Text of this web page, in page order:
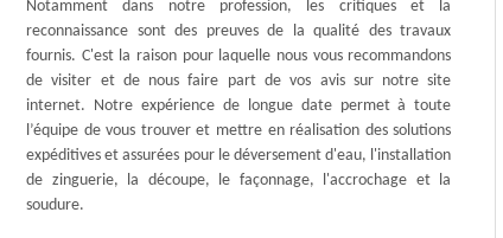
Notamment dans notre profession, les critiques et la
reconnaissance sont des preuves de la qualité des travaux
fournis. C'est la raison pour laquelle nous vous recommandons
de visiter et de nous faire part de vos avis sur notre site
internet. Notre expérience de longue date permet à toute
l’équipe de vous trouver et mettre en réalisation des solutions
expéditives et assurées pour le déversement d'eau, l'installation
de zinguerie, la découpe, le façonnage, l'accrochage et la
soudure.